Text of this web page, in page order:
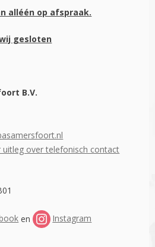
alléén op afspraak.
gesloten
B.V.
uitleg over telefonisch contact
en Instagram